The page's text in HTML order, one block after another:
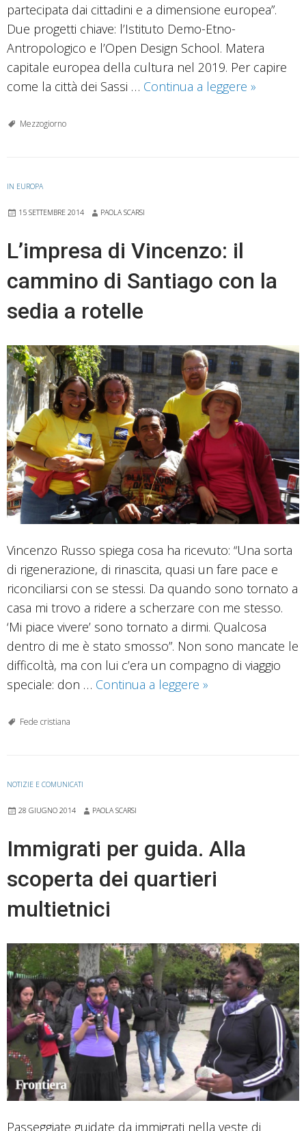
partecipata dai cittadini e a dimensione europea”.
Due progetti chiave: l’Istituto Demo-Etno-
Antropologico e l’Open Design School. Matera
capitale europea della cultura nel 2019. Per capire
come la città dei Sassi … Continua a leggere Con
»
Mezzogiorno
IN EUROPA
15 SETTEMBRE 2014 PAOLA SCARSI
L’impresa di Vincenzo: il
cammino di Santiago con la
sedia a rotelle
Vincenzo Russo spiega cosa ha ricevuto: “Una sorta
di rigenerazione, di rinascita, quasi un fare pace e
riconciliarsi con se stessi. Da quando sono tornato a
casa mi trovo a ridere a scherzare con me stesso.
‘Mi piace vivere’ sono tornato a dirmi. Qualcosa
dentro di me è stato smosso”. Non sono mancate le
difficoltà, ma con lui c’era un compagno di viaggio
speciale: don … Continua a leggere L’impresa
sedia
a
»
Fede cristiana
NOTIZIE E COMUNICATI
28 GIUGNO 2014 PAOLA SCARSI
Immigrati per guida. Alla
scoperta dei quartieri
multietnici
Passeggiate guidate da immigrati nella veste di